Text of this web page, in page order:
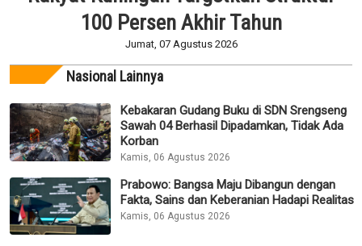
Jatim Kinerja Positif Semester I 2026,
Gubernur Khofifah: Ekonomi Tumbuh
Tertinggi seJawa, Kemiskinan dan